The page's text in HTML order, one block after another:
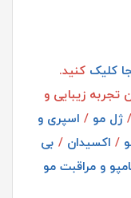
کلیک کنید.
تجربه زیبایی و
/ ژل مو / اسپری و
/ اکسیدان / بی
و مراقبت مو